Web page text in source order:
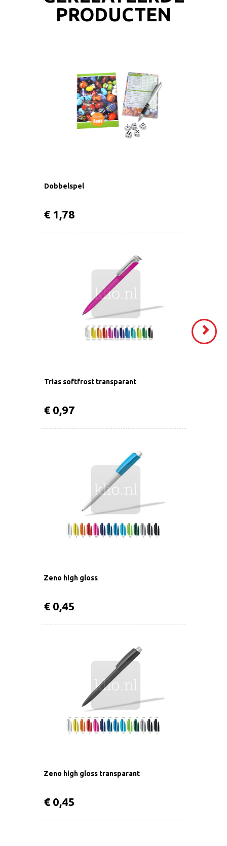
PRODUCTEN
Dobbelspel
€ 1,78
Trias softfrost transparant
€ 0,97
Zeno high gloss
€ 0,45
Zeno high gloss transparant
€ 0,45